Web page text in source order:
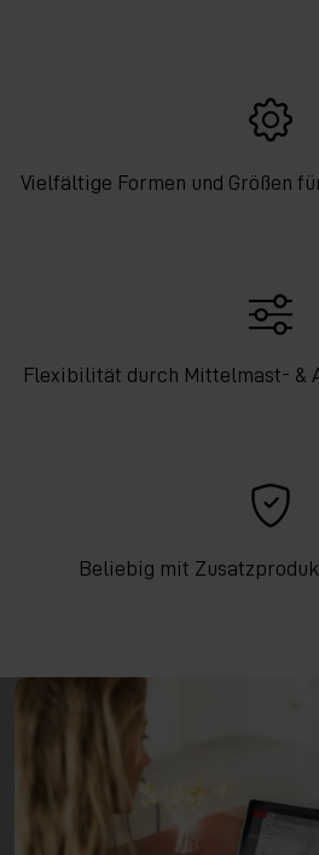
Vielfältige Formen und Größen
Flexibilität durch Mittelmast- &
Beliebig mit